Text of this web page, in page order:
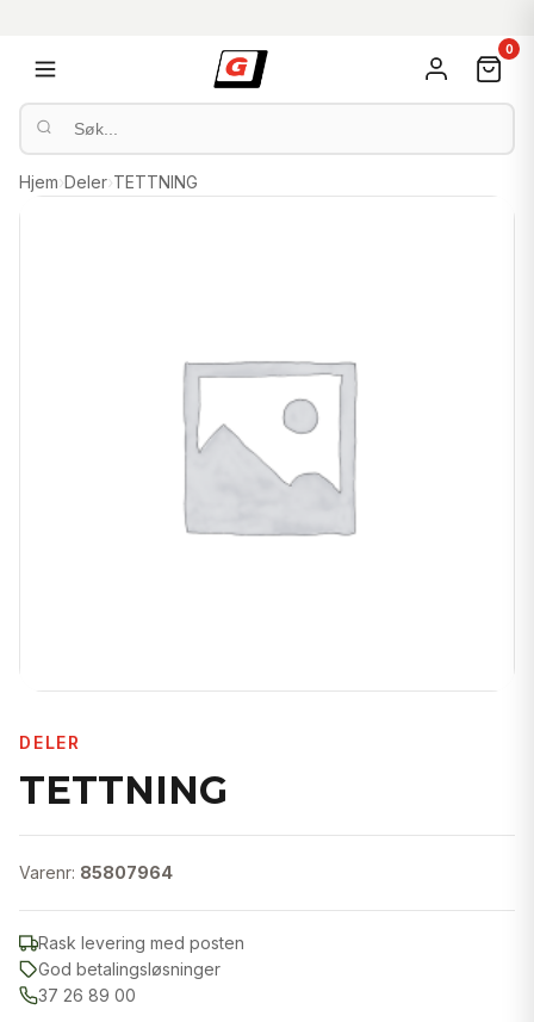
0
Hjem›Deler›TETTNING
DELER
TETTNING
Varenr: 85807964
Rask levering med posten
God betalingsløsninger
37 26 89 00